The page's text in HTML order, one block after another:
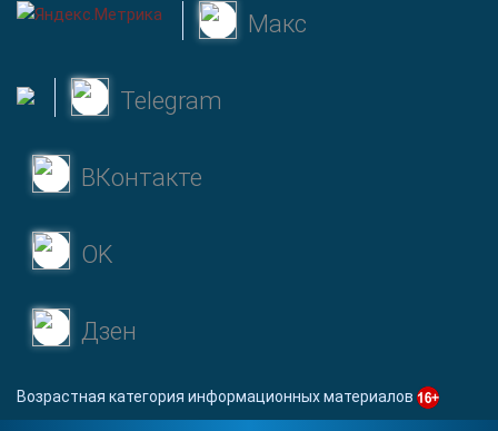
Макс
Telegram
ВКонтакте
OK
Дзен
Возрастная категория информационных материалов